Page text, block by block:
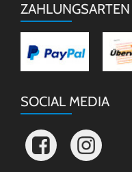
ZAHLUNGSARTEN
SOCIAL MEDIA